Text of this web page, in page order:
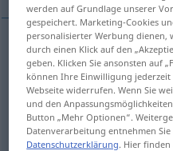
fordern ,beanspruchen,
erhebenauf (AKK) claim
werden auf Grundlage unserer
gespeichert. Marketing-Cookies
personalisierter Werbung dienen,
durch einen Klick auf den
geben. Klicken Sie ansonsten auf
können Ihre Einwilligung
Webseite widerrufen. Wenn Sie
und den
Button „Mehr Optionen“.
Datenverarbeitung entnehmen
Datenschutzerklärung. Hier